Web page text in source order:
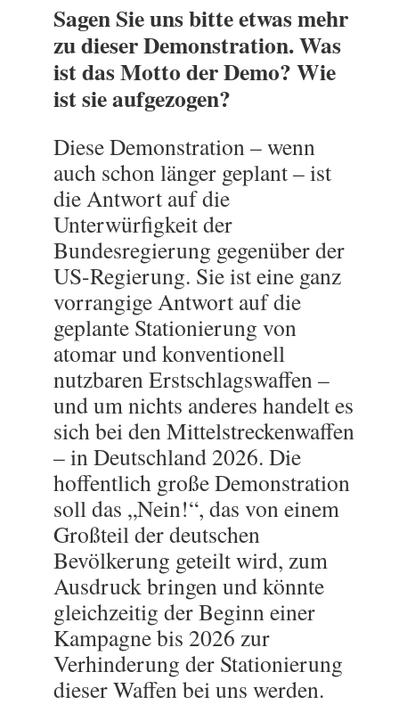
Sagen Sie uns bitte etwas mehr
zu dieser Demonstration. Was
ist das Motto der Demo? Wie
ist sie aufgezogen?
Diese Demonstration – wenn
auch schon länger geplant – ist
die Antwort auf die
Unterwürfigkeit der
Bundesregierung gegenüber der
US-Regierung. Sie ist eine ganz
vorrangige Antwort auf die
geplante Stationierung von
atomar und konventionell
nutzbaren Erstschlagswaffen –
und um nichts anderes handelt es
sich bei den Mittelstreckenwaffen
– in Deutschland 2026. Die
hoffentlich große Demonstration
soll das „Nein!“, das von einem
Großteil der deutschen
Bevölkerung geteilt wird, zum
Ausdruck bringen und könnte
gleichzeitig der Beginn einer
Kampagne bis 2026 zur
Verhinderung der Stationierung
dieser Waffen bei uns werden.